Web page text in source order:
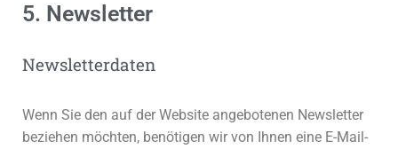
5. Newsletter
Newsletter­daten
Wenn Sie den auf der Website angebotenen Newsletter
beziehen möchten, benötigen wir von Ihnen eine E-Mail-